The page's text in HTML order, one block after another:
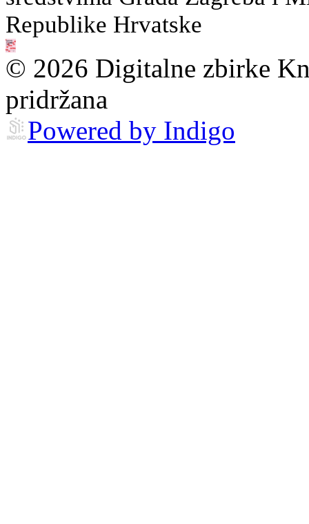
Republike Hrvatske
© 2026 Digitalne zbirke
pridržana
Powered by Indigo